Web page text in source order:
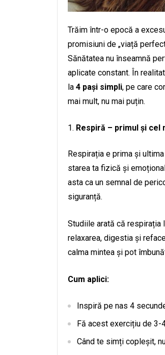
Trăim într-o epocă a
promisiuni de „viață
Sănătatea nu înseamnă
aplicate constant. În
la 4 pași simpli, pe care
mai mult, nu mai puțin.
Respiră – primul și cel
Respirația e prima și
starea ta fizică și
asta ca un semnal de
siguranță.
Studiile arată că
relaxarea, digestia și
calma mintea și pot
Cum aplici:
Inspiră pe nas 4
Fă acest exercițiu de 3-
Când te simți copleșit,